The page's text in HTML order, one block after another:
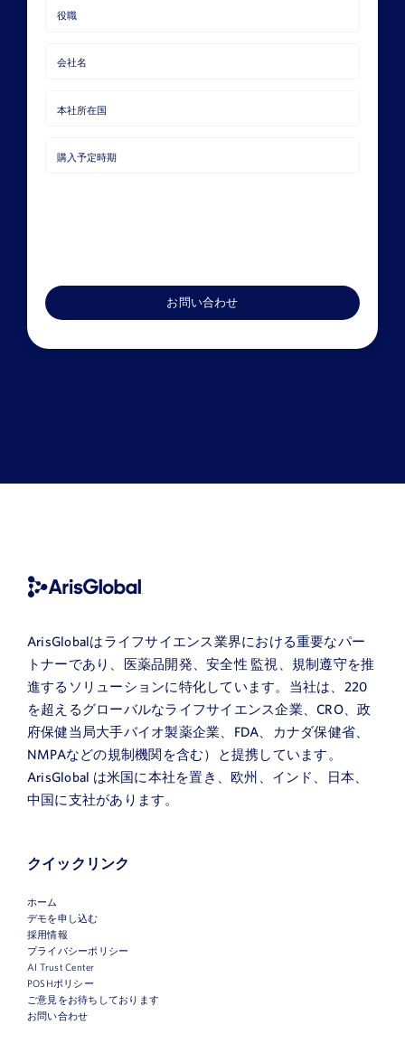
ArisGlobalはライフサイエンス業界における重要なパー
トナーであり、医薬品開発、安全性 監視、規制遵守を推
進するソリューションに特化しています。当社は、220
を超えるグローバルなライフサイエンス企業、CRO、政
府保健当局大手バイオ製薬企業、FDA、カナダ保健省、
NMPAなどの規制機関を含む）と提携しています。
ArisGlobal は米国に本社を置き、欧州、インド、日本、
中国に支社があります。
クイックリンク
ホーム
デモを申し込む
採用情報
プライバシーポリシー
AI Trust Center
POSHポリシー
ご意見をお待ちしております
お問い合わせ